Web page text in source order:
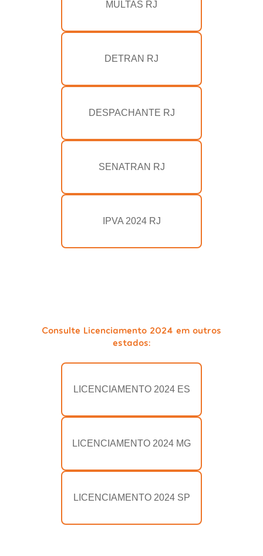
MULTAS RJ
DETRAN RJ
DESPACHANTE RJ
SENATRAN RJ
IPVA 2024 RJ
Consulte Licenciamento 2024 em outros
estados:
LICENCIAMENTO 2024 ES
LICENCIAMENTO 2024 MG
LICENCIAMENTO 2024 SP